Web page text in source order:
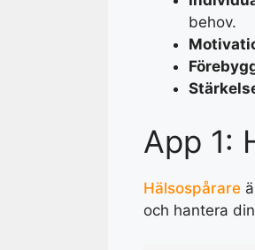
behov.
App 1:
Hälsospårare
och hantera